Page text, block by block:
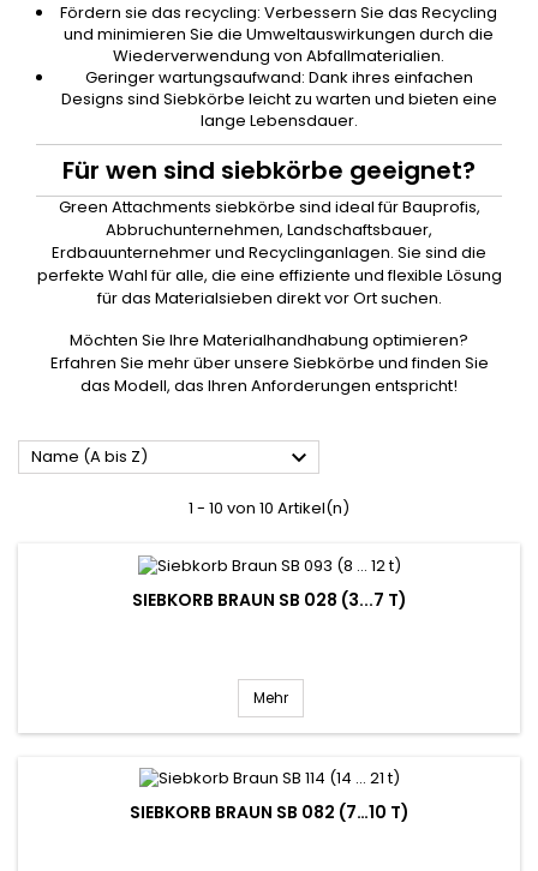
Fördern sie das recycling: Verbessern Sie das Recycling
und minimieren Sie die Umweltauswirkungen durch die
Wiederverwendung von Abfallmaterialien.
Geringer wartungsaufwand: Dank ihres einfachen
Designs sind Siebkörbe leicht zu warten und bieten eine
lange Lebensdauer.
Für wen sind siebkörbe geeignet?
Green Attachments siebkörbe sind ideal für Bauprofis,
Abbruchunternehmen, Landschaftsbauer,
Erdbauunternehmer und Recyclinganlagen. Sie sind die
perfekte Wahl für alle, die eine effiziente und flexible Lösung
für das Materialsieben direkt vor Ort suchen.
Möchten Sie Ihre Materialhandhabung optimieren?
Erfahren Sie mehr über unsere Siebkörbe und finden Sie
das Modell, das Ihren Anforderungen entspricht!
Name (A bis Z) 
1 - 10 von 10 Artikel(n)
SIEBKORB BRAUN SB 028 (3...7 T)
Mehr
SIEBKORB BRAUN SB 082 (7…10 T)